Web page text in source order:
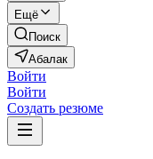
Ещё
Поиск
Абалак
Войти
Войти
Создать резюме